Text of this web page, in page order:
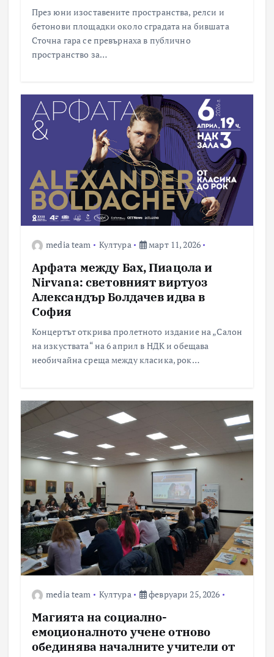
През юни изоставените пространства, релси и
бетонови площадки около сградата на бившата
Сточна гара се превърнаха в публично
пространство за…
media team Култура март 11, 2026
Арфата между Бах, Пиацола и
Nirvana: световният виртуоз
Александър Болдачев идва в
София
Концертът открива пролетното издание на „Салон
на изкуствата“ на 6 април в НДК и обещава
необичайна среща между класика, рок…
media team Култура февруари 25, 2026
Магията на социално-
емоционалното учене отново
обединява началните учители от